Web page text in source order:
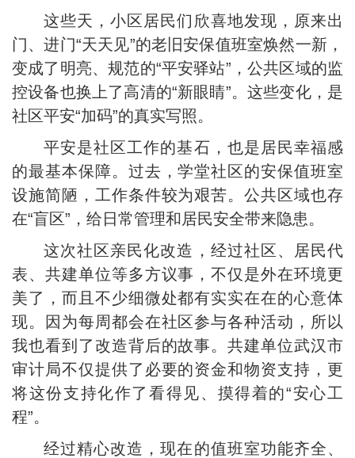
这些天，小区居民们欣喜地发现，原来出
门、进门“天天见”的老旧安保值班室焕然一新，
变成了明亮、规范的“平安驿站”，公共区域的监
控设备也换上了高清的“新眼睛”。这些变化，是
社区平安“加码”的真实写照。
平安是社区工作的基石，也是居民幸福感
的最基本保障。过去，学堂社区的安保值班室
设施简陋，工作条件较为艰苦。公共区域也存
在“盲区”，给日常管理和居民安全带来隐患。
这次社区亲民化改造，经过社区、居民代
表、共建单位等多方议事，不仅是外在环境更
美了，而且不少细微处都有实实在在的心意体
现。因为每周都会在社区参与各种活动，所以
我也看到了改造背后的故事。共建单位武汉市
审计局不仅提供了必要的资金和物资支持，更
将这份支持化作了看得见、摸得着的“安心工
程”。
经过精心改造，现在的值班室功能齐全、